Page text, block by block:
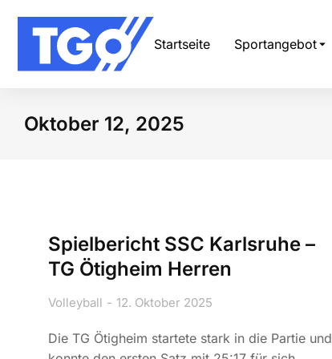
Startseite Sportangebot
Oktober 12, 2025
Spielbericht SSC Karlsruhe –
TG Ötigheim Herren
Volleyball 12. Oktober 2025
Die TG Ötigheim startete stark in die Partie und